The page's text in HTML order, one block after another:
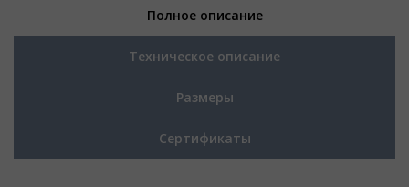
Полное описание
Техническое описание
Размеры
Сертификаты